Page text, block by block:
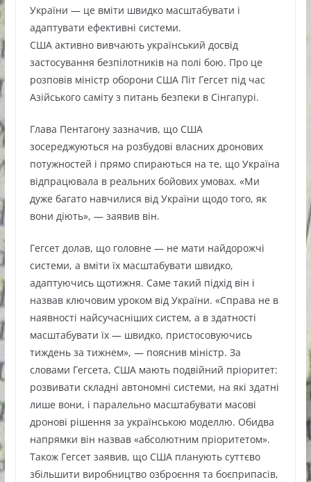
України — це вміти швидко масштабувати і
адаптувати ефективні системи.
США активно вивчають український досвід
застосування безпілотників на полі бою. Про це
розповів міністр оборони США Піт Гегсет під час
Азійського саміту з питань безпеки в Сінгапурі.
Глава Пентагону зазначив, що США
зосереджуються на розбудові власних дронових
потужностей і прямо спираються на те, що Україна
відпрацювала в реальних бойових умовах. «Ми
дуже багато навчилися від України щодо того, як
вони діють», — заявив він.
Гегсет долав, що головне — не мати найдорожчі
системи, а вміти їх масштабувати швидко,
адаптуючись щотижня. Саме такий підхід він і
назвав ключовим уроком від України. «Справа не в
наявності найсучасніших систем, а в здатності
масштабувати їх — швидко, пристосовуючись
тиждень за тижнем», — пояснив міністр. За
словами Гегсета, США мають подвійний пріоритет:
розвивати складні автономні системи, на які здатні
лише вони, і паралельно масштабувати масові
дронові рішення за українською моделлю. Обидва
напрямки він назвав «абсолютним пріоритетом».
Також Гегсет заявив, що США планують суттєво
збільшити виробництво озброєння та боєприпасів,